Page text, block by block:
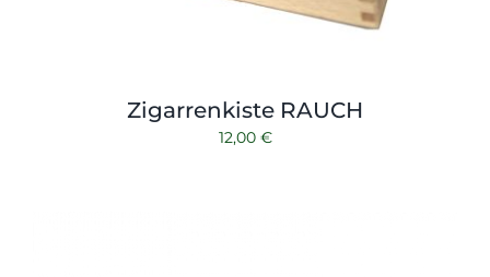
Zigarrenkiste RAUCH
12,00 €